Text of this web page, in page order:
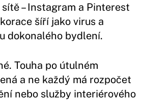
– Instagram a Pinterest
šíří jako virus a
dokonalého bydlení.
Touha po útulném
a ne každý má rozpočet
nebo služby interiérového